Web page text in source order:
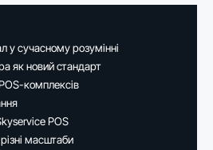
у сучасному розумінні
як новий стандарт
комплексів
POS
масштаби